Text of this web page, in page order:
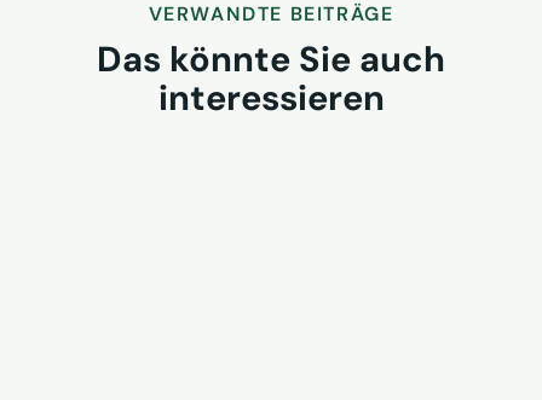
VERWANDTE BEITRÄGE
Das könnte Sie auch
interessieren